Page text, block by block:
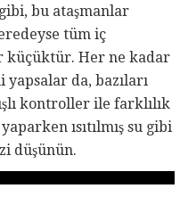
bu ataşmanlar
tüm iç
küçüktür. Her ne kadar
da, bazıları
kontroller ile farklılık
ısıtılmış su gibi
düşünün.